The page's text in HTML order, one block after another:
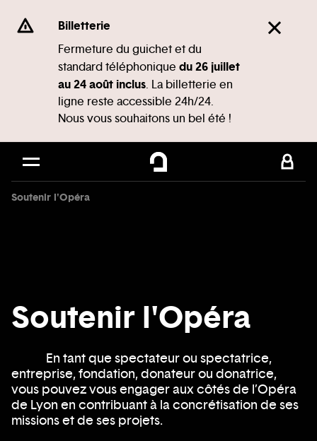
Se rendre au
Contenu principal
Pied de page
Billetterie
Fermeture du guichet et du
standard téléphonique du 26 juillet
au 24 août inclus. La billetterie en
ligne reste accessible 24h/24.
Nous vous souhaitons un bel été !
Soutenir l'Opéra
Soutenir l'Opéra
En tant que spectateur ou spectatrice,
entreprise, fondation, donateur ou donatrice,
vous pouvez vous engager aux côtés de l’Opéra
de Lyon en contribuant à la concrétisation de ses
missions et de ses projets.